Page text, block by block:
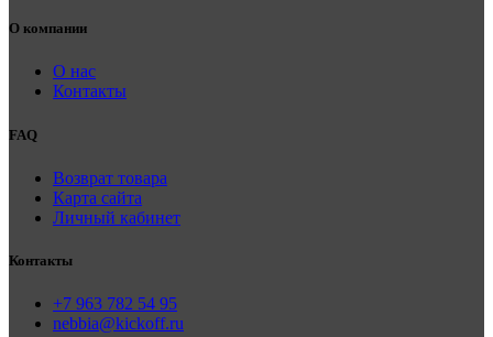
О компании
О нас
Контакты
FAQ
Возврат товара
Карта сайта
Личный кабинет
Контакты
+7 963 782 54 95
nebbia@kickoff.ru